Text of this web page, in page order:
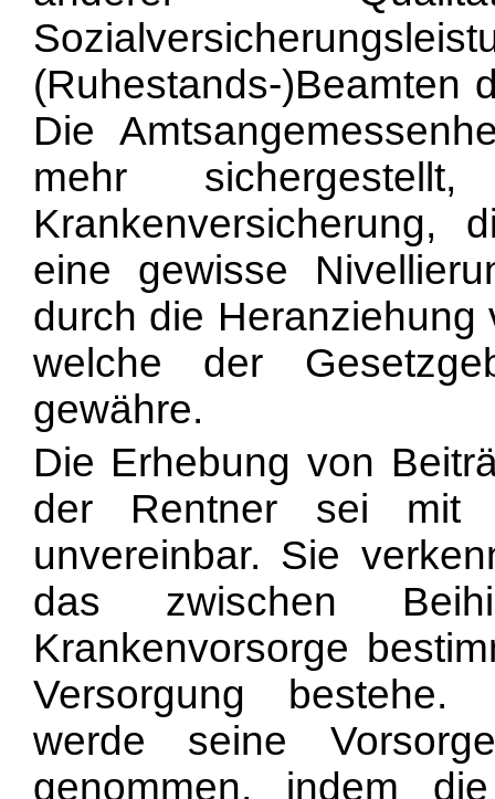
(Ruhestands-)Beamten
Die
mehr
Krankenversicherung,
eine gewisse
durch die
welche der
gewähre.
Die Erhebung von
der Rentner sei mit
unvereinbar. Sie
das zwischen
Krankenvorsorge
Versorgung bestehe.
werde seine
genommen, indem